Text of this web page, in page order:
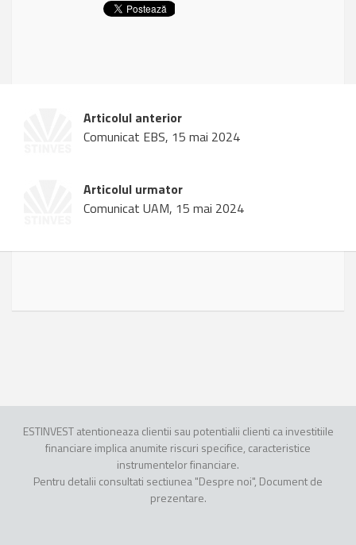
Articolul anterior
Comunicat EBS, 15 mai 2024
Articolul urmator
Comunicat UAM, 15 mai 2024
ESTINVEST atentioneaza clientii sau potentialii clienti ca investitiile
financiare implica anumite riscuri specifice, caracteristice
instrumentelor financiare.
Pentru detalii consultati sectiunea "Despre noi", Document de
prezentare.